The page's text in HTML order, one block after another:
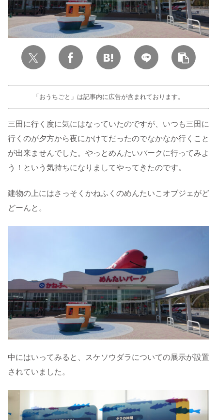
「おうちごと」は記事内に広告が含まれております。
三田に行く度に気にはなっていたのですが、いつも三田に
行くのが夕方から夜にかけてだったのでなかなか行くこと
が出来ませんでした。やっとめんたいパークに行ってみよ
う！という気持ちになりましてやってきたのです。
建物の上にはさっそくかねふくのめんたいこオブジェがど
どーんと。
中にはいってみると、スケソウダラについての展示が設置
されていました。